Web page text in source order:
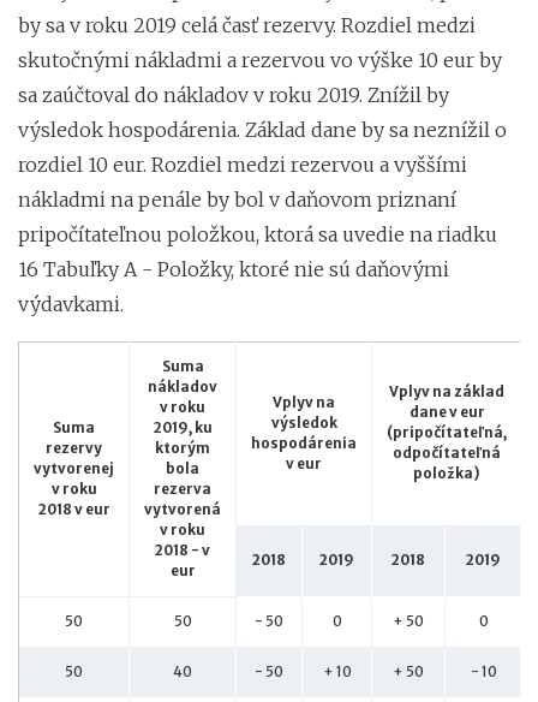
by sa v roku 2019 celá časť rezervy. Rozdiel medzi
skutočnými nákladmi a rezervou vo výške 10 eur by
sa zaúčtoval do nákladov v roku 2019. Znížil by
výsledok hospodárenia. Základ dane by sa neznížil o
rozdiel 10 eur. Rozdiel medzi rezervou a vyššími
nákladmi na penále by bol v daňovom priznaní
pripočítateľnou položkou, ktorá sa uvedie na riadku
16 Tabuľky A - Položky, ktoré nie sú daňovými
výdavkami.
Suma
rezervy
vytvorenej
v roku
2018 v eur
Suma
nákladov
v roku
2019, ku
ktorým
bola
rezerva
vytvorená
v roku
2018 - v
eur
Vplyv na
výsledok
hospodárenia
v eur
Vplyv na základ
dane v eur
(pripočítateľná,
odpočítateľná
položka)
2018 2019 2018 2019
50 50 - 50 0 + 50 0
50 40 - 50 + 10 + 50 - 10